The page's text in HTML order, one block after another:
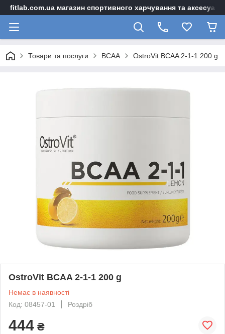
fitlab.com.ua магазин спортивного харчування та
Товари та послуги BCAA OstroVit BCAA 2-1-1 200 g
OstroVit BCAA 2-1-1 200 g
Немає в наявності
Код: 08457-01
Роздріб
444 ₴